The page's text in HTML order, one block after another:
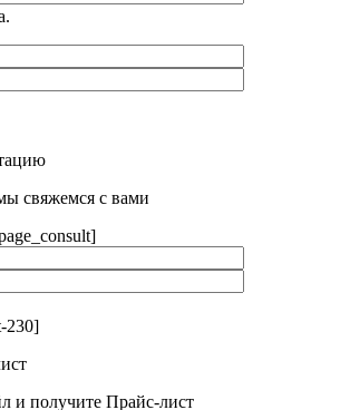
свяжемся с вами
230]
и получите Прайс-лист